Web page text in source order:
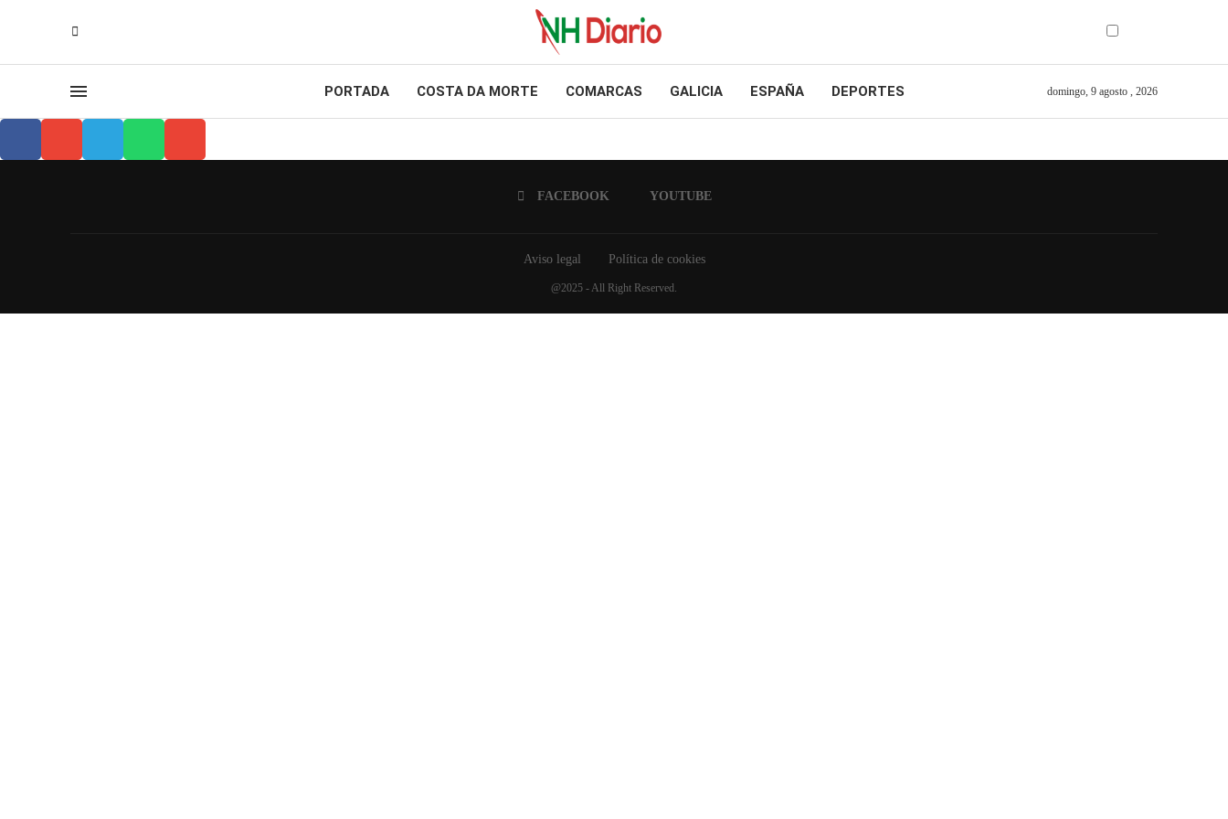
PORTADA COSTA DA MORTE COMARCAS GALICIA ESPAÑA DEPORTES domingo, 9 agosto , 2026
FACEBOOK YOUTUBE
Aviso legal Política de cookies
@2025 - All Right Reserved.